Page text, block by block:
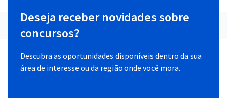
Deseja receber novidades sobre
concursos?
Descubra as oportunidades disponíveis dentro da sua
área de interesse ou da região onde você mora.